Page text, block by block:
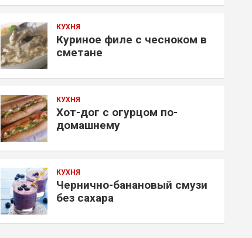
КУХНЯ
Куриное филе с чесноком в
сметане
КУХНЯ
Хот-дог с огурцом по-
домашнему
КУХНЯ
Чернично-банановый смузи
без сахара